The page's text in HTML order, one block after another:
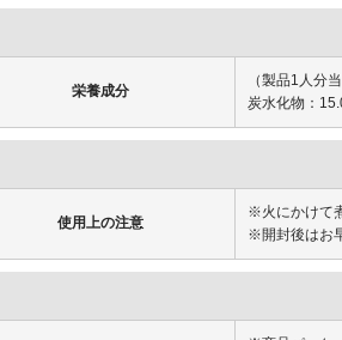
栄養成分
（製品1人
炭水化物：
使用上の注意
※火にかけて
※開封後はお